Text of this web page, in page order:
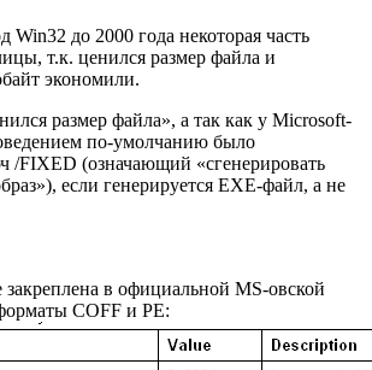
Win32 до 2000 года некоторая часть
т.к. ценился размер файла и
экономили.
размер файла», а так как у Microsoft-
по-умолчанию было
/FIXED (означающий «сгенерировать
если генерируется EXE-файл, а не
закреплена в официальной MS-овской
COFF и PE: